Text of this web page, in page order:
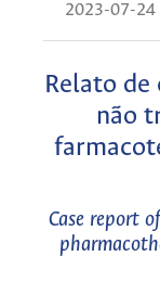
2023-07-24
Relato de
não
Case report